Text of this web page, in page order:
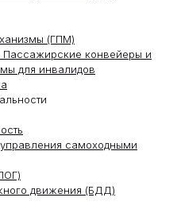
(ГПМ)
Пассажирские конвейеры и
для инвалидов
самоходными
движения (БДД)